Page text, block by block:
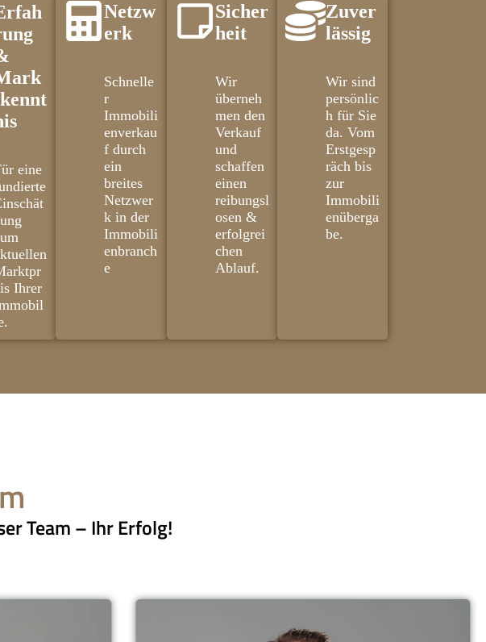
eine
Ihrer
Netzw
erk
Schnelle
r
Immobili
enverkau
f durch
ein
breites
Netzwer
k in der
Immobili
enbranch
e
Sicher
heit
Wir
überneh
men den
Verkauf
und
schaffen
einen
reibungsl
osen &
erfolgrei
chen
Ablauf.
Zuver
lässig
Wir sind
persönlic
h für Sie
da. Vom
Erstgesp
räch bis
zur
Immobili
enüberga
be.
Team – Ihr Erfolg!